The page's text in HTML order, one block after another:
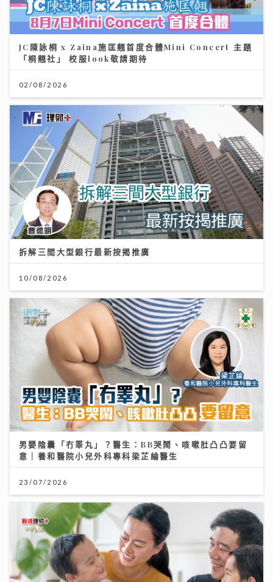
JC陳詠桐 x Zaina施匡翹首度合體Mini Concert 主題
「桐翹社」 校服look敬請期待
02/08/2026
拆解三間大型銀行最新按揭推廣
10/08/2026
男嬰陰囊「冇睪丸」？醫生：BB哭鬧、咳嗽肚凸凸要留
意｜養和醫院小兒外科專科梁芷綸醫生
23/07/2026